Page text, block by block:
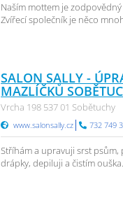
Naším mottem je
Zvířecí společník je něco
SALON SALLY -
MAZLÍČKŮ
Vrcha 198 537 01 Sobětuchy
www.salonsally.cz 732 749
Stříhám a upravuji srst psům,
drápky, depiluji a čistím